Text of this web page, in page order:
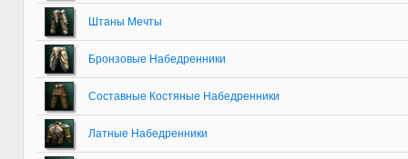
Штаны Мечты
Бронзовые Набедренники
Составные Костяные Набедренники
Латные Набедренники